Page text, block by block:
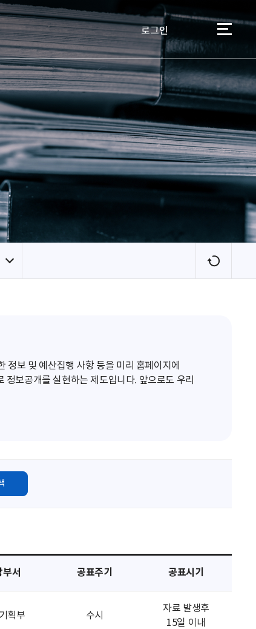
로그인 이용자
새
로
정보 및 예산집행 사항 등을 미리 홈페이지에
보공개를 실현하는 제도입니다. 앞으로도 우리
부서 공표주기 공표시기
획부 수시
자료 발생후
15일 이내